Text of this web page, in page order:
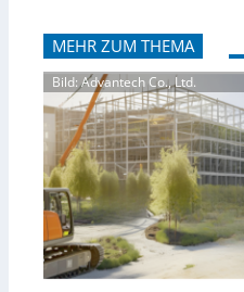
MEHR ZUM THEMA
Bild: Advantech Co., Ltd.